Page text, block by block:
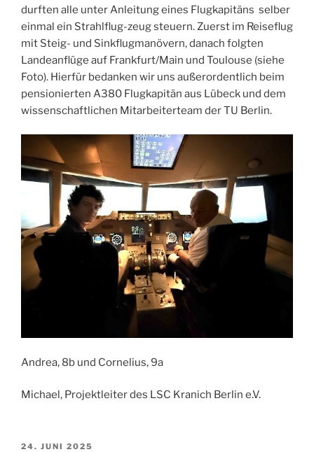
durften alle unter Anleitung eines Flugkapitäns selber
einmal ein Strahlflug-zeug steuern. Zuerst im Reiseflug
mit Steig- und Sinkflugmanövern, danach folgten
Landeanflüge auf Frankfurt/Main und Toulouse (siehe
Foto). Hierfür bedanken wir uns außerordentlich beim
pensionierten A380 Flugkapitän aus Lübeck und dem
wissenschaftlichen Mitarbeiterteam der TU Berlin.
Andrea, 8b und Cornelius, 9a
Michael, Projektleiter des LSC Kranich Berlin e.V.
VERÖFFENTLICHT
24. JUNI 2025